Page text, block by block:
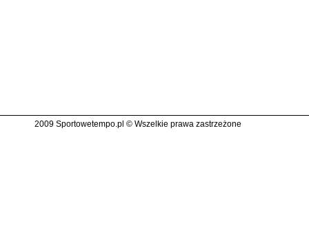
2009 Sportowetempo.pl © Wszelkie prawa zastrzeżone